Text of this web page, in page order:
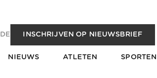
DE INSCHRIJVEN OP NIEUWSBRIEF
NIEUWS ATLETEN SPORTEN